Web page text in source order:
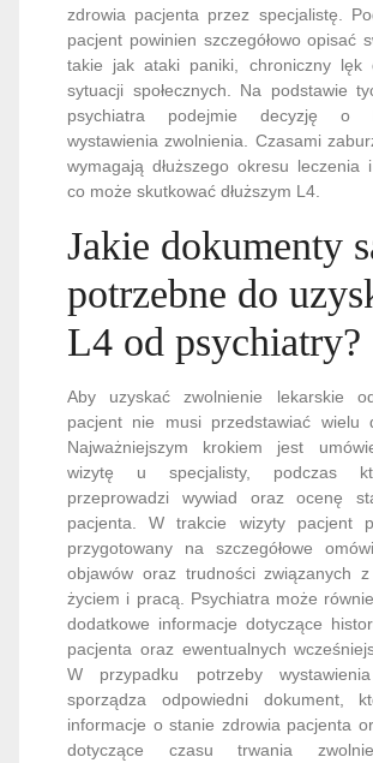
zdrowia pacjenta przez specjalistę.
pacjent powinien szczegółowo opisać
takie jak ataki paniki, chroniczny lęk
sytuacji społecznych. Na podstawie
psychiatra podejmie decyzję o
wystawienia zwolnienia. Czasami
wymagają dłuższego okresu leczenia
co może skutkować dłuższym L4.
Jakie dokumenty
potrzebne do
L4 od psychiatry?
Aby uzyskać zwolnienie lekarskie
pacjent nie musi przedstawiać wielu
Najważniejszym krokiem jest
wizytę u specjalisty, podczas
przeprowadzi wywiad oraz ocenę
pacjenta. W trakcie wizyty pacjent
przygotowany na szczegółowe
objawów oraz trudności związanych z
życiem i pracą. Psychiatra może
dodatkowe informacje dotyczące
pacjenta oraz ewentualnych
W przypadku potrzeby
sporządza odpowiedni dokument,
informacje o stanie zdrowia pacjenta
dotyczące czasu trwania